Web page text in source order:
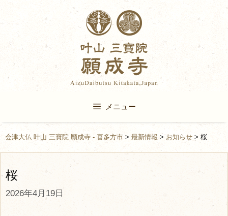
to
content
メニュー
会津大仏 叶山 三寶院 願成寺 - 喜多方市 > 最新情報 > お知らせ > 桜
桜
2026年4月19日